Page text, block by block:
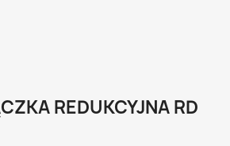
REDUKCYJNA RD